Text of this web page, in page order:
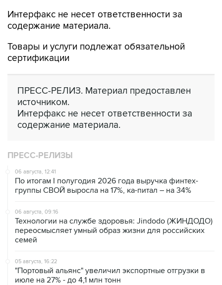
Интерфакс не несет ответственности за
содержание материала.
Товары и услуги подлежат обязательной
сертификации
ПРЕСС-РЕЛИЗ. Материал предоставлен
источником.
Интерфакс не несет ответственности за
содержание материала.
ПРЕСС-РЕЛИЗЫ
06 августа, 12:41
По итогам I полугодия 2026 года выручка финтех-
группы СВОЙ выросла на 17%, ка-питал – на 34%
06 августа, 09:16
Технологии на службе здоровья: Jindodo (ЖИНДОДО)
переосмысляет умный образ жизни для российских
семей
05 августа, 16:22
"Портовый альянс" увеличил экспортные отгрузки в
июле на 27% - до 4,1 млн тонн